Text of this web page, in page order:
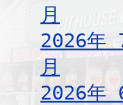
月
2026年
月
2026年